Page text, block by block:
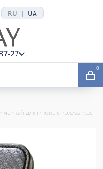
RU | UA
27
0
ДЛЯ IPHONE 6 PLUS/6S PLUS